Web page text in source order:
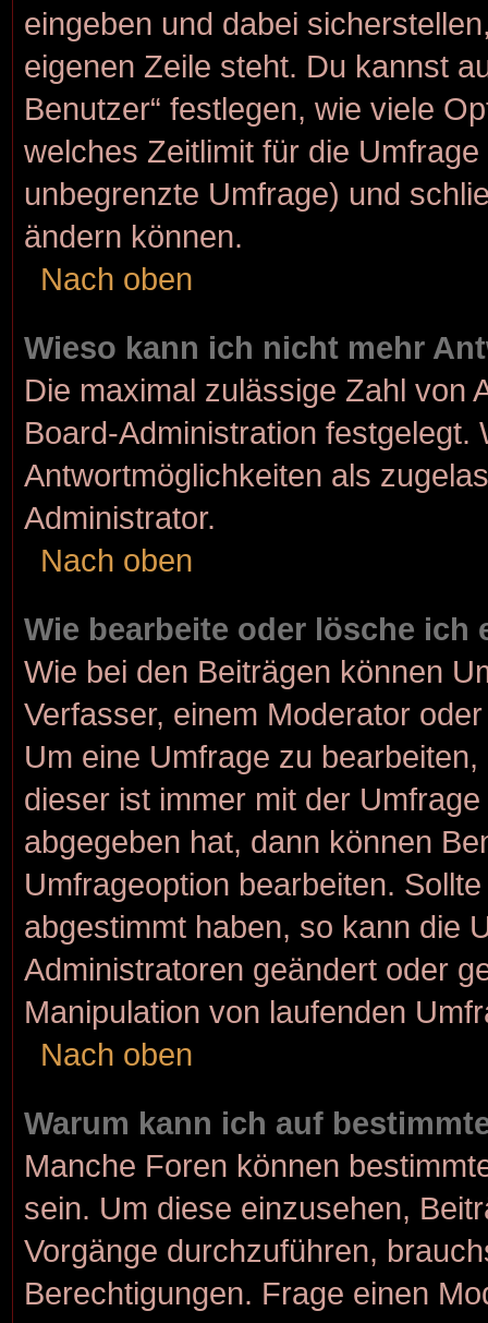
eingeben und dabei
eigenen Zeile steht. Du kannst
Benutzer“ festlegen, wie viele
welches Zeitlimit für die
unbegrenzte Umfrage) und
ändern können.
Nach oben
Wieso kann ich nicht mehr
Die maximal zulässige Zahl von
Board-Administration festgelegt.
Antwortmöglichkeiten als
Administrator.
Nach oben
Wie bearbeite oder lösche ich
Wie bei den Beiträgen können
Verfasser, einem Moderator
Um eine Umfrage zu
dieser ist immer mit der
abgegeben hat, dann können
Umfrageoption bearbeiten.
abgestimmt haben, so kann die
Administratoren geändert oder
Manipulation von laufenden
Nach oben
Warum kann ich auf
Manche Foren können
sein. Um diese einzusehen,
Vorgänge durchzuführen,
Berechtigungen. Frage einen